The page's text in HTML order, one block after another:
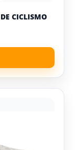
CICLISMO